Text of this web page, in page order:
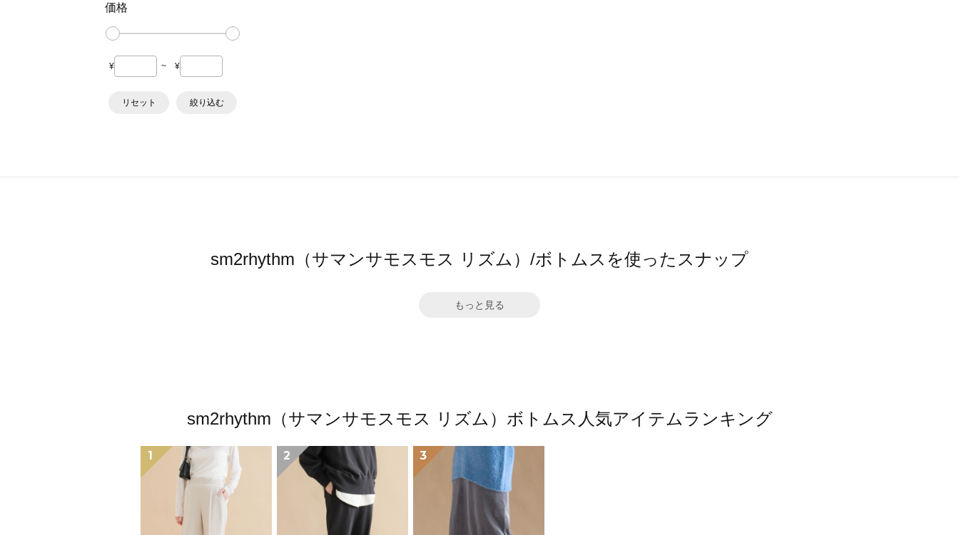
価格
¥ ~ ¥
リセット 絞り込む
sm2rhythm（サマンサモスモス リズム）/ボトムスを使ったスナップ
もっと見る
sm2rhythm（サマンサモスモス リズム）ボトムス人気アイテムランキング
1 2 3